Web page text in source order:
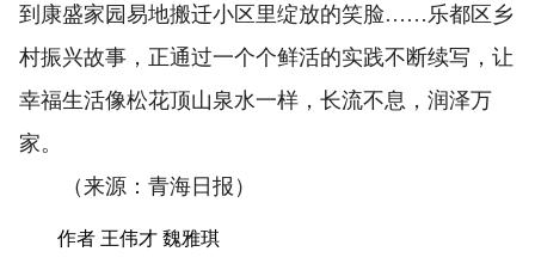
到康盛家园易地搬迁小区里绽放的笑脸……乐都区乡
村振兴故事，正通过一个个鲜活的实践不断续写，让
幸福生活像松花顶山泉水一样，长流不息，润泽万
家。
（来源：青海日报）
作者 王伟才 魏雅琪